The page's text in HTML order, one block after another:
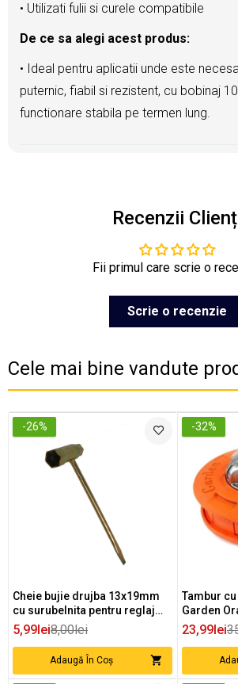
• Utilizati fulii si curele compatibile
De ce sa alegi acest produs:
• Ideal pentru aplicatii unde este
puternic, fiabil si rezistent, cu bobinaj
functionare stabila pe termen lung.
Recenzii
Fii primul care scrie o
Scrie o recenzie
Cele mai bine vandute
-26%
Cheie bujie drujba 13x19mm
cu surubelnita pentru reglaj
lant
5,99lei8,00lei
Adaugă În Coș
-32%
Tambur
Garden
Automata
23,99lei